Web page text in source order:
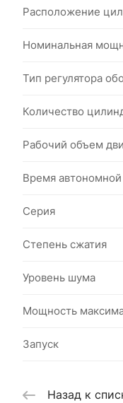
Расположение
Номинальная
Тип регулятора
Количество
Рабочий объем
Время
Серия
Степень сжатия
Уровень шума
Мощность
Запуск
Назад к